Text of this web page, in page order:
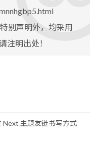
别声明外，均采用
注明出处！
Next 主题友链书写方式